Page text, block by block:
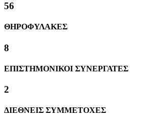
60
ΘΗΡΟΦΥΛΑΚΕΣ
8
ΕΠΙΣΤΗΜΟΝΙΚΟΙ ΣΥΝΕΡΓΑΤΕΣ
2
ΔΙΕΘΝΕΙΣ ΣΥΜΜΕΤΟΧΕΣ